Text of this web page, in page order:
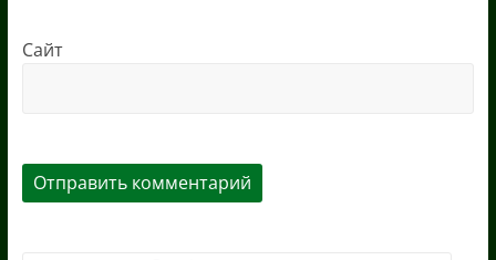
Сайт